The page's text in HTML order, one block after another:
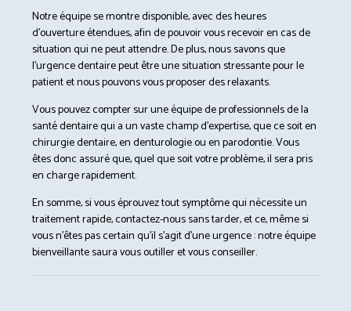
Notre équipe se montre disponible, avec des heures
d’ouverture étendues, afin de pouvoir vous recevoir en cas de
situation qui ne peut attendre. De plus, nous savons que
l’urgence dentaire peut être une situation stressante pour le
patient et nous pouvons vous proposer des relaxants.
Vous pouvez compter sur une équipe de professionnels de la
santé dentaire qui a un vaste champ d’expertise, que ce soit en
chirurgie dentaire, en denturologie ou en parodontie. Vous
êtes donc assuré que, quel que soit votre problème, il sera pris
en charge rapidement.
En somme, si vous éprouvez tout symptôme qui nécessite un
traitement rapide, contactez-nous sans tarder, et ce, même si
vous n’êtes pas certain qu’il s’agit d’une urgence : notre équipe
bienveillante saura vous outiller et vous conseiller.